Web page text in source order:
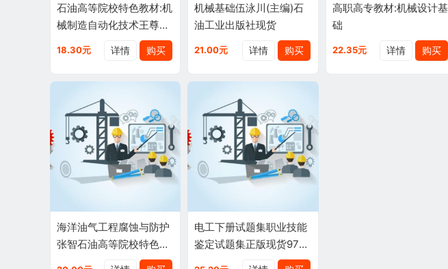
石油高等院校特色教材:机
械制造自动化技术王尊策,
任永良,李森,温后珍石油
高石油工业出版社97875
18.30元 购买
详情
机械基础伍泳川(主编)石
油工业出版社现货
21.00元 购买
详情
高职高专教材:机械设计基
础
22.35元 购买
详情
海洋油气工程腐蚀与防护
张智石油高等院校特色规
电工下册试题集职业技能
鉴定试题集正版现货9787